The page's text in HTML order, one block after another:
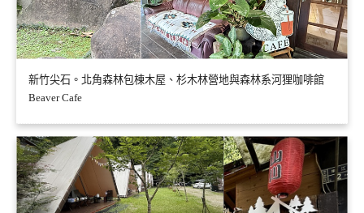
新竹尖石。北角森林包棟木屋、杉木林營地與森林系河狸咖啡館
Beaver Cafe